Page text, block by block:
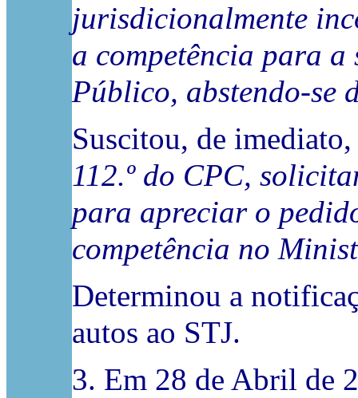
jurisdicionalmente
a competência para
Público, abstendo-se
Suscitou, de imediato,
112.º do CPC,
para apreciar o
competência no
Determinou a
autos ao STJ.
3. Em 28 de Abril de